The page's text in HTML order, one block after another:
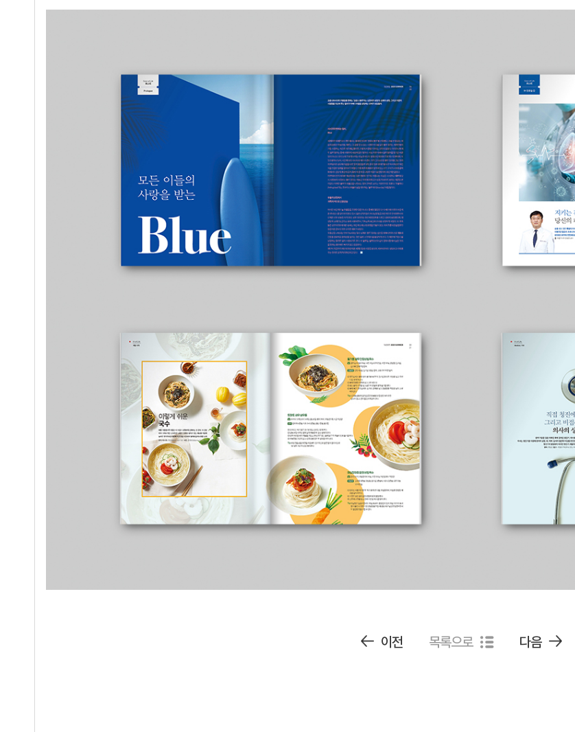
이전 다음
목록으로